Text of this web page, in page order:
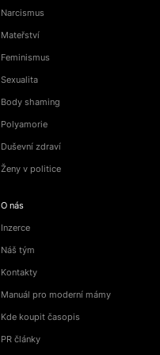
Narcismus
Mateřství
Feminismus
Sexualita
Body shaming
Polyamorie
Duševní zdraví
Ženy v politice
O nás
Inzerce
Náš tým
Kontakty
Manuál pro moderní mámy
Kde koupit časopis
PR články